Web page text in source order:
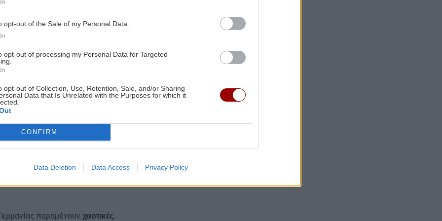
opt-out of the Sale of my Personal Data.
opt-out of processing my Personal Data for Targeted
opt-out of Collection, Use, Retention, Sale, and/or Sharing
Data that Is Unrelated with the Purposes for which it
CONFIRM
Data Deletion Data Access Privacy Policy
διαμορφώθηκε στα1.445 ευρώ
εκτός από τους μισθούς, περιλαμβάνονται και οι
το επίδομα παιδιού και άλλες κοινωνικές
γενική τάση
δείχνει πως η φτώχεια αυξάνεται
επιπέδου εκπαίδευσης ή περιορισμένης
ανθρώπους που πλήττονται δεν εργάζονται.
υπηκοότητα, ενώ το
παραμένουν χαοτικές.